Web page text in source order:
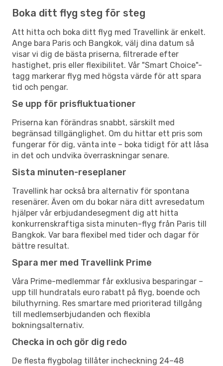
Boka ditt flyg steg för steg
Att hitta och boka ditt flyg med Travellink är enkelt.
Ange bara Paris och Bangkok, välj dina datum så
visar vi dig de bästa priserna, filtrerade efter
hastighet, pris eller flexibilitet. Vår "Smart Choice"-
tagg markerar flyg med högsta värde för att spara
tid och pengar.
Se upp för prisfluktuationer
Priserna kan förändras snabbt, särskilt med
begränsad tillgänglighet. Om du hittar ett pris som
fungerar för dig, vänta inte – boka tidigt för att låsa
in det och undvika överraskningar senare.
Sista minuten-reseplaner
Travellink har också bra alternativ för spontana
resenärer. Även om du bokar nära ditt avresedatum
hjälper vår erbjudandesegment dig att hitta
konkurrenskraftiga sista minuten-flyg från Paris till
Bangkok. Var bara flexibel med tider och dagar för
bättre resultat.
Spara mer med Travellink Prime
Våra Prime-medlemmar får exklusiva besparingar –
upp till hundratals euro rabatt på flyg, boende och
biluthyrning. Res smartare med prioriterad tillgång
till medlemserbjudanden och flexibla
bokningsalternativ.
Checka in och gör dig redo
De flesta flygbolag tillåter incheckning 24–48